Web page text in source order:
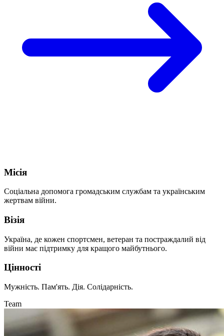
Місія
Соціальна допомога громадським службам та українським
жертвам війни.
Візія
Україна, де кожен спортсмен, ветеран та постраждалий від
війни має підтримку для кращого майбутнього.
Цінності
Мужність. Пам'ять. Дія. Солідарність.
Team